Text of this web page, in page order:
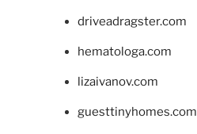
driveadragster.com
hematologa.com
lizaivanov.com
guesttinyhomes.com